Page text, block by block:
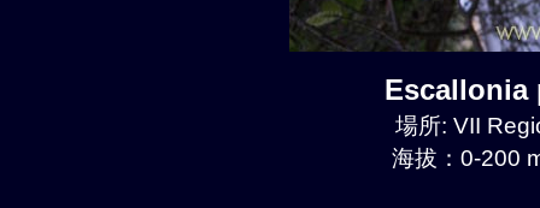
Escallonia
場所: VII
海拔：0-200